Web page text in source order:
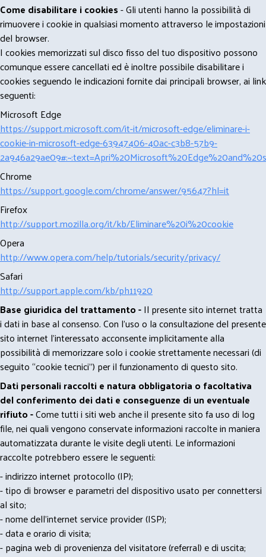
Come disabilitare i cookies- Gli utenti hanno la possibilità di
rimuovere i cookie in qualsiasi momento attraverso le impostazioni
del browser.
I cookies memorizzati sul disco fisso del tuo dispositivo possono
comunque essere cancellati ed è inoltre possibile disabilitare i
cookies seguendo le indicazioni fornite dai principali browser, ai link
seguenti:
Microsoft Edge
https://support.microsoft.com/it-it/microsoft-edge/eliminare-i-
cookie-in-microsoft-edge-63947406-40ac-c3b8-57b9-
Chrome
https://support.google.com/chrome/answer/95647?hl=it
Firefox
http://support.mozilla.org/it/kb/Eliminare%20i%20cookie
Opera
http://www.opera.com/help/tutorials/security/privacy/
Safari
http://support.apple.com/kb/ph11920
Base giuridica del trattamento -Il presente sito internet tratta
i dati in base al consenso. Con l'uso o la consultazione del presente
sito internet l’interessato acconsente implicitamente alla
possibilità di memorizzare solo i cookie strettamente necessari (di
seguito “cookie tecnici”) per il funzionamento di questo sito.
Dati personali raccolti e natura obbligatoria o facoltativa
del conferimento dei dati e conseguenze di un eventuale
rifiuto -Come tutti i siti web anche il presente sito fa uso di log
file, nei quali vengono conservate informazioni raccolte in maniera
automatizzata durante le visite degli utenti. Le informazioni
raccolte potrebbero essere le seguenti:
- indirizzo internet protocollo (IP);
- tipo di browser e parametri del dispositivo usato per connettersi
al sito;
- nome dell'internet service provider (ISP);
- data e orario di visita;
- pagina web di provenienza del visitatore (referral) e di uscita;